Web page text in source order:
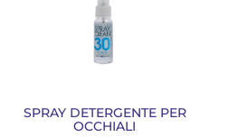
SPRAY DETERGENTE PER
OCCHIALI